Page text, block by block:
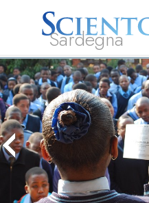
Sardegna
L. Ron Hubbard:
Fondatore
Che cos’è
Scientology?